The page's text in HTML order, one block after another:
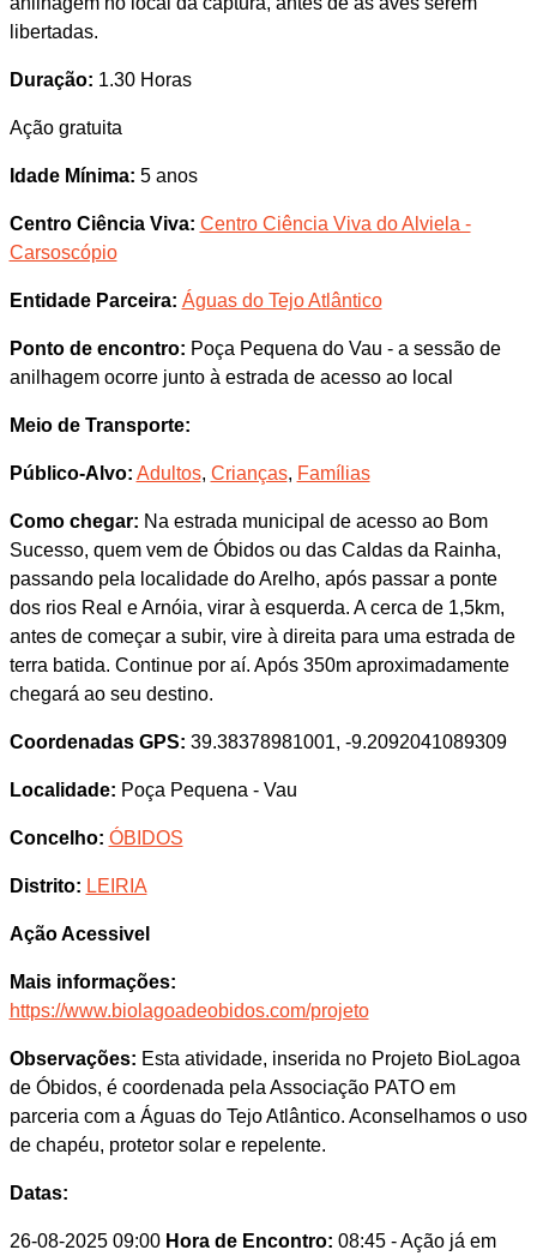
libertadas.
Duração: 1.30 Horas
Ação gratuita
Idade Mínima: 5 anos
Centro Ciência Viva: Centro Ciência Viva do Alviela -
Carsoscópio
Entidade Parceira: Águas do Tejo Atlântico
Ponto de encontro: Poça Pequena do Vau - a sessão de
anilhagem ocorre junto à estrada de acesso ao local
Meio de Transporte:
Público-Alvo: Adultos, Crianças, Famílias
Como chegar: Na estrada municipal de acesso ao Bom
Sucesso, quem vem de Óbidos ou das Caldas da Rainha,
passando pela localidade do Arelho, após passar a ponte
dos rios Real e Arnóia, virar à esquerda. A cerca de 1,5km,
antes de começar a subir, vire à direita para uma estrada de
terra batida. Continue por aí. Após 350m aproximadamente
chegará ao seu destino.
Coordenadas GPS: 39.38378981001, -9.2092041089309
Localidade: Poça Pequena - Vau
Concelho: ÓBIDOS
Distrito: LEIRIA
Ação Acessivel
Mais informações:
https://www.biolagoadeobidos.com/projeto
Observações: Esta atividade, inserida no Projeto BioLagoa
de Óbidos, é coordenada pela Associação PATO em
parceria com a Águas do Tejo Atlântico. Aconselhamos o uso
de chapéu, protetor solar e repelente.
Datas:
26-08-2025 09:00 Hora de Encontro: 08:45 - Ação já em